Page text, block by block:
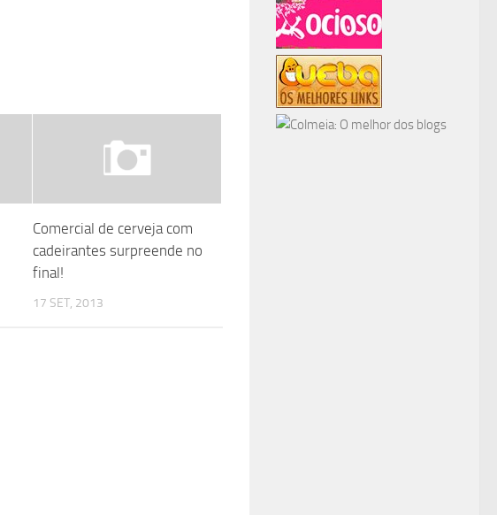
Comercial de cerveja com
cadeirantes surpreende no
final!
17 SET, 2013